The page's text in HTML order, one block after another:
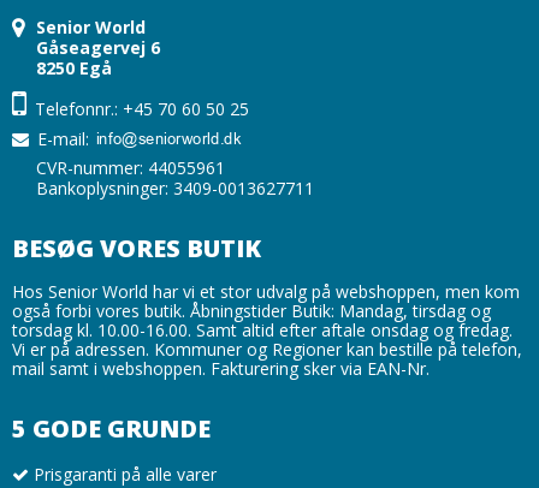
Senior World
Gåseagervej 6
8250 Egå
Telefonnr.: +45 70 60 50 25
E-mail:
CVR-nummer: 44055961
Bankoplysninger: 3409-0013627711
BESØG VORES BUTIK
Hos Senior World har vi et stor udvalg på webshoppen, men kom
også forbi vores butik. Åbningstider Butik: Mandag, tirsdag og
torsdag kl. 10.00-16.00. Samt altid efter aftale onsdag og fredag.
Vi er på adressen. Kommuner og Regioner kan bestille på telefon,
mail samt i webshoppen. Fakturering sker via EAN-Nr.
5 GODE GRUNDE
Prisgaranti på alle varer